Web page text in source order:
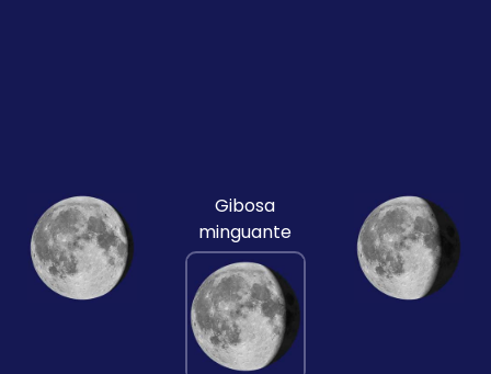
Gibosa
minguante